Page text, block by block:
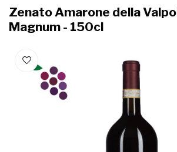
Zenato Amarone della
Magnum - 150cl